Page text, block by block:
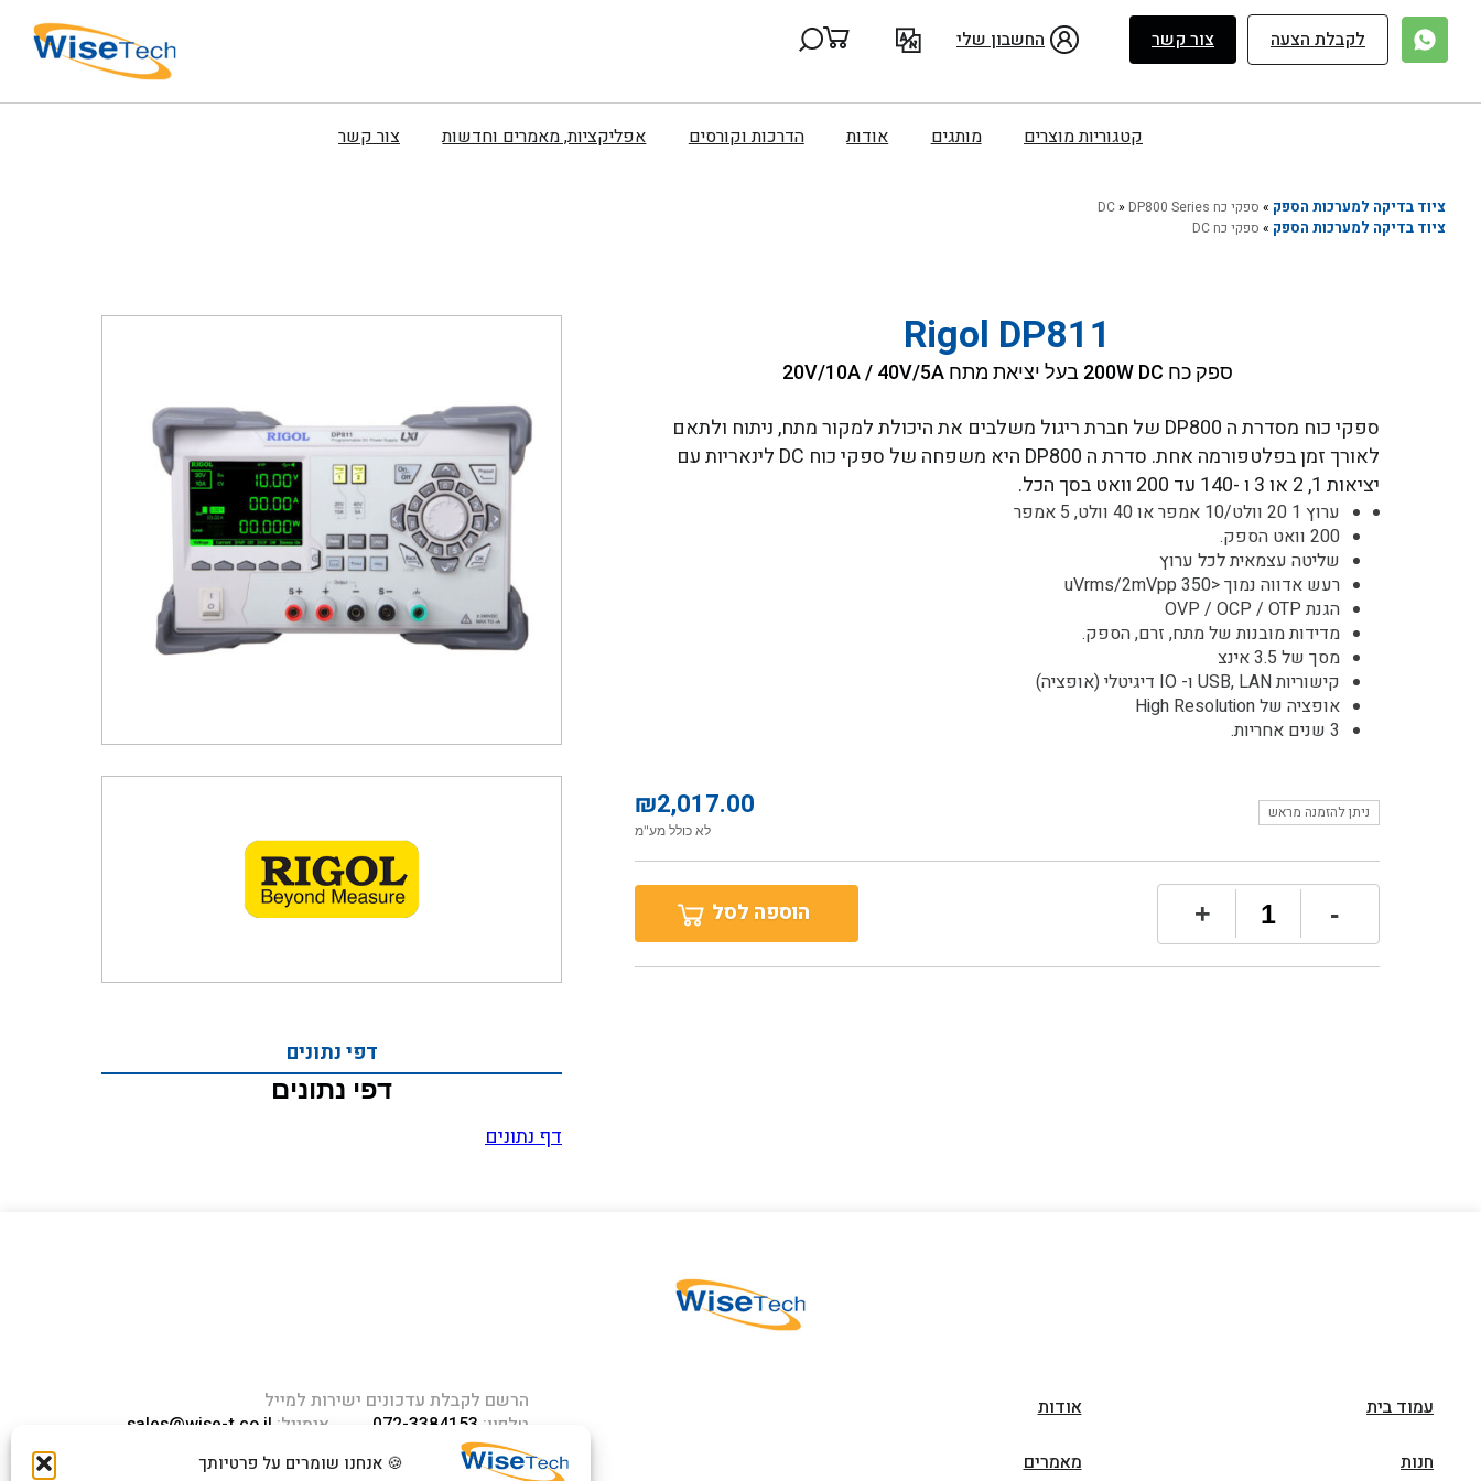
🍪 אנחנו שומרים על פרטיותך
דילוג
לקבלת הצעה צור קשר החשבון שלי
קטגוריות מוצרים מותגים אודות הדרכות וקורסים אפליקציות, מאמרים וחדשות צור קשר
ציוד בדיקה למערכות הספק » ספקי כח DC » DP800 Series
ציוד בדיקה למערכות הספק » ספקי כח DC
Rigol DP811
ספק כח 200W DC בעל יציאת מתח 20V/10A / 40V/5A
ספקי כוח מסדרת ה DP800 של חברת ריגול משלבים את היכולת למקור מתח, ניתוח ולתאם
לאורך זמן בפלטפורמה אחת. סדרת ה DP800 היא משפחה של ספקי כוח DC לינאריות עם
יציאות 1, 2 או 3 ו -140 עד 200 וואט בסך הכל.
ערוץ 1 20 וולט/10 אמפר או 40 וולט, 5 אמפר
200 וואט הספק.
שליטה עצמאית לכל ערוץ
רעש אדווה נמוך <350 uVrms/2mVpp
הגנת OVP / OCP / OTP
מדידות מובנות של מתח, זרם, הספק.
מסך של 3.5 אינצ
קישוריות USB, LAN ו- IO דיגיטלי (אופציה)
אופציה של High Resolution
3 שנים אחריות.
₪2,017.00
לא כולל מע"מ
ניתן להזמנה מראש
-
כמות
+ הוספה לסל
דפי נתונים
דפי נתונים
דף נתונים
עמוד בית
חנות
אודות
מאמרים
הרשם לקבלת עדכונים ישירות למייל
טלפון: 072-3384153 אימייל: sales@wise-t.co.il
כתובתנו: רחוב העמל 13 כניסה A, קומה 2,
פארק אפק ראש העין 4809234 ישראל